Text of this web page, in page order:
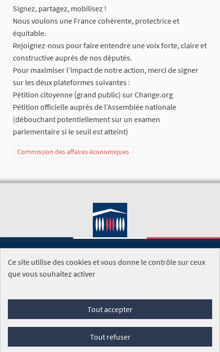
Signez, partagez, mobilisez !
Nous voulons une France cohérente, protectrice et
équitable.
Rejoignez-nous pour faire entendre une voix forte, claire et
constructive auprès de nos députés.
Pour maximiser l’impact de notre action, merci de signer
sur les deux plateformes suivantes :
Pétition citoyenne (grand public) sur Change.org
Pétition officielle auprès de l’Assemblée nationale
(débouchant potentiellement sur un examen
parlementaire si le seuil est atteint)
Commission des affaires économiques
SITE DE L'ASSEMBLÉE NATIONALE
Foire aux questions
Conditions générales d'utilisation (CGU)
Mentions légales
Cookies
Ce site utilise des cookies et vous donne le contrôle sur ceux
que vous souhaitez activer
Tout accepter
Tout refuser